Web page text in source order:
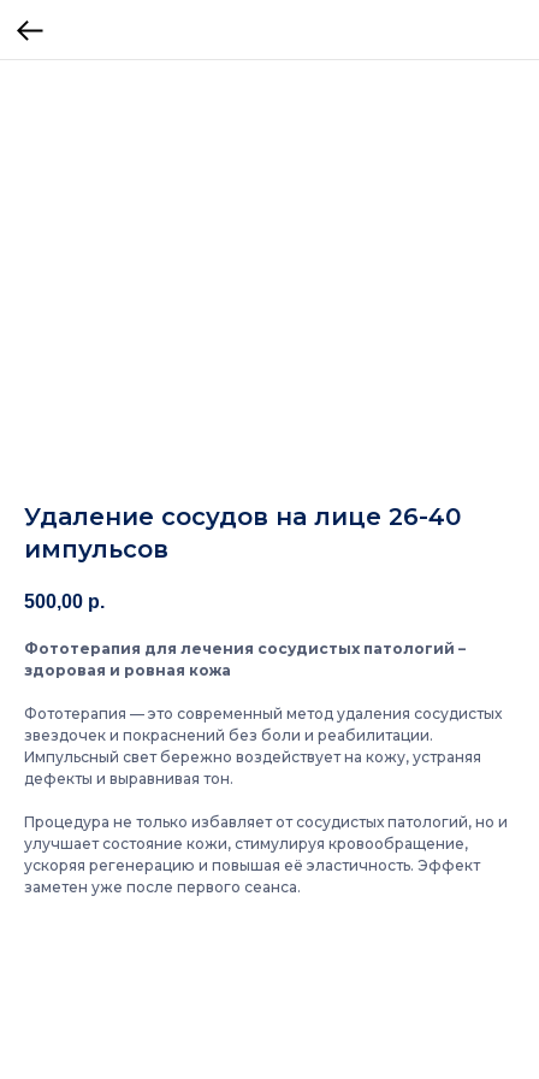
Удаление сосудов на лице 26-40
импульсов
500,00 р.
Фототерапия для лечения сосудистых патологий –
здоровая и ровная кожа
Фототерапия — это современный метод удаления сосудистых
звездочек и покраснений без боли и реабилитации.
Импульсный свет бережно воздействует на кожу, устраняя
дефекты и выравнивая тон.
Процедура не только избавляет от сосудистых патологий, но и
улучшает состояние кожи, стимулируя кровообращение,
ускоряя регенерацию и повышая её эластичность. Эффект
заметен уже после первого сеанса.